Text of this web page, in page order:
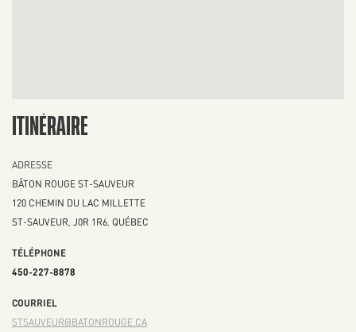
ITINÉRAIRE
ADRESSE
BÂTON ROUGE ST-SAUVEUR
120 CHEMIN DU LAC MILLETTE
ST-SAUVEUR J0R 1R6 QUÉBEC
TÉLÉPHONE
450-227-8878
COURRIEL
STSAUVEUR@BATONROUGE.CA